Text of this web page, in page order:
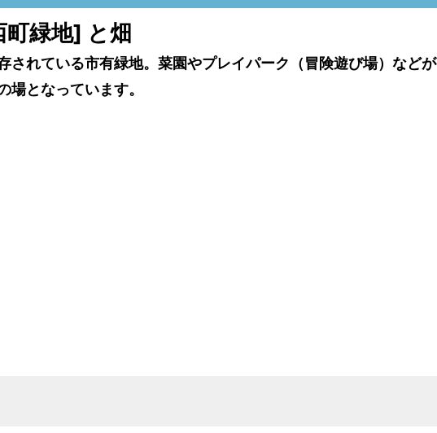
町緑地] と畑
されている市有緑地。菜園やプレイパーク（冒険遊び場）などが
場となっています。